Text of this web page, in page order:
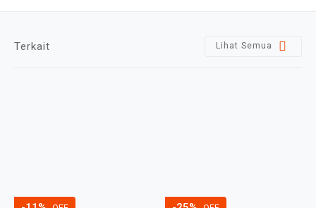
Terkait Lihat Semua